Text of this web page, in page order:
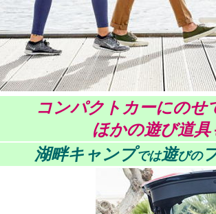
コンパクトカーにのせ
ほかの遊び道
湖畔キャンプでは遊びの